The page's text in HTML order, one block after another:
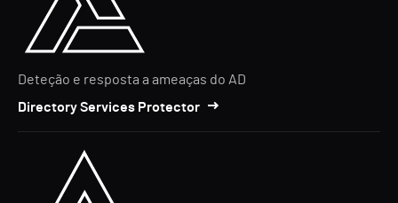
Deteção e resposta a ameaças do AD
Directory Services Protector